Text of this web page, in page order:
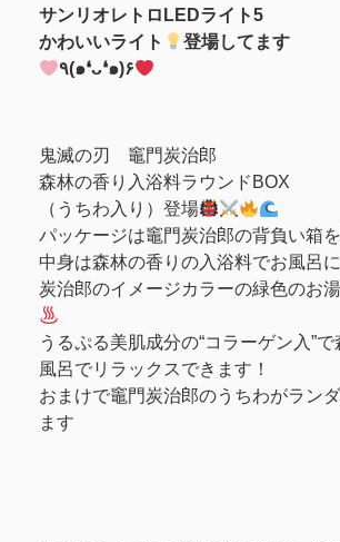
‎サンリオレトロLEDライト5
‎かわいいライト
登場してます
٩(๑❛ᴗ❛๑)۶
鬼滅の刃 竈門炭治郎
森林の香り入浴料ラウンドBOX
（うちわ入り）登場
パッケージは竈⾨炭治郎の背負い箱
中⾝は森林の⾹りの⼊浴料でお⾵呂
炭治郎のイメージカラーの緑⾊のお
うるぷる美肌成分の“コラーゲン⼊”
⾵呂でリラックスできます！
おまけで竈⾨炭治郎のうちわがラン
ます